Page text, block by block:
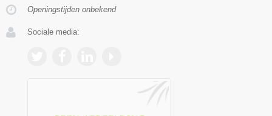
Openingstijden onbekend
Sociale media: